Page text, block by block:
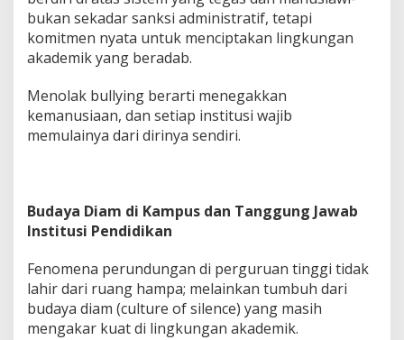
bukan sekadar sanksi administratif, tetapi
komitmen nyata untuk menciptakan lingkungan
akademik yang beradab.
Menolak bullying berarti menegakkan
kemanusiaan, dan setiap institusi wajib
memulainya dari dirinya sendiri.
Budaya Diam di Kampus dan Tanggung Jawab
Institusi Pendidikan
Fenomena perundungan di perguruan tinggi tidak
lahir dari ruang hampa; melainkan tumbuh dari
budaya diam (culture of silence) yang masih
mengakar kuat di lingkungan akademik.